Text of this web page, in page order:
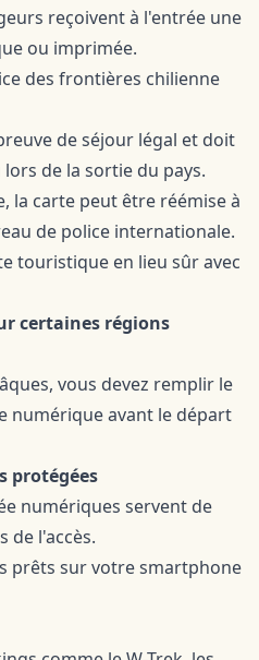
reçoivent à l'entrée une
ou imprimée.
des frontières chilienne
de séjour légal et doit
de la sortie du pays.
la carte peut être réémise à
de police internationale.
touristique en lieu sûr avec
certaines régions
vous devez remplir le
numérique avant le départ
protégées
numériques servent de
de l'accès.
prêts sur votre smartphone